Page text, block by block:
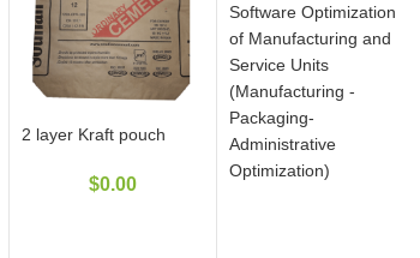
2 layer Kraft pouch
$0.00
Software Optimization
of Manufacturing and
Service Units
(Manufacturing -
Packaging-
Administrative
Optimization)